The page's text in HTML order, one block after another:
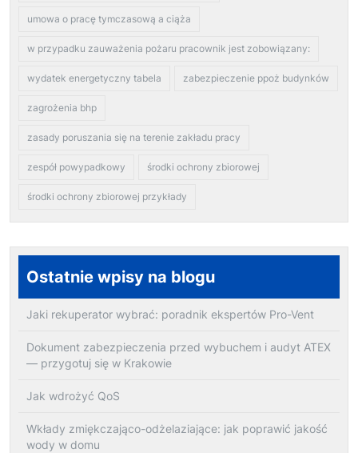
umowa o pracę tymczasową a ciąża
w przypadku zauważenia pożaru pracownik jest zobowiązany:
wydatek energetyczny tabela zabezpieczenie ppoż budynków
zagrożenia bhp
zasady poruszania się na terenie zakładu pracy
zespół powypadkowy środki ochrony zbiorowej
środki ochrony zbiorowej przykłady
Ostatnie wpisy na blogu
Jaki rekuperator wybrać: poradnik ekspertów Pro-Vent
Dokument zabezpieczenia przed wybuchem i audyt ATEX
— przygotuj się w Krakowie
Jak wdrożyć QoS
Wkłady zmiękczająco-odżelaziające: jak poprawić jakość
wody w domu